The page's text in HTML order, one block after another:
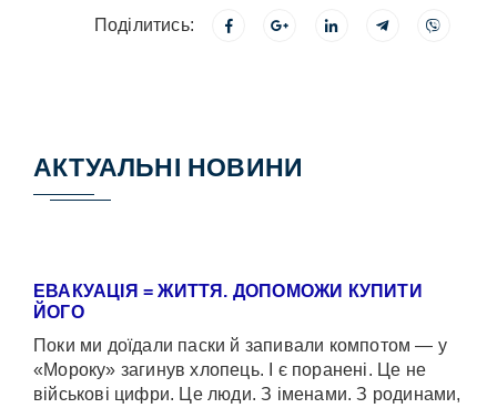
Поділитись:
АКТУАЛЬНІ НОВИНИ
ЕВАКУАЦІЯ = ЖИТТЯ. ДОПОМОЖИ КУПИТИ
ЙОГО
Поки ми доїдали паски й запивали компотом — у
«Мороку» загинув хлопець. І є поранені. Це не
військові цифри. Це люди. З іменами. З родинами,